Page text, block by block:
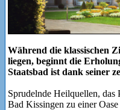
Während die klassischen
liegen, beginnt die
Staatsbad ist dank seiner
Sprudelnde Heilquellen, das
Bad Kissingen zu einer